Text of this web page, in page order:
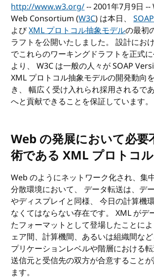
http://www.w3.org/-- 2001年7月9日
Web Consortium (W3C) は本日、
よびXML プロトコル抽象モデルの最初
ラフトを公開いたしました。 設計にお
でこれらのワーキングドラフトを正式
より、 W3C は一般の人々が SOAP
XML プロトコル抽象モデルの開発動向
き、 幅広く受け入れられ採用されるで
へと貢献できることを保証しています。
Web の発展において必要
術である XML プロトコル
Web のようにネットワーク化され、集
分散環境において、 データ転送は、デ
やディスプレイと同様、 今日の計算機
なくてはならない存在です。 XML がデ
たフォーマットとして登場したことに
ェア間、計算機間、あるいは組織間な
プリケーションレベルや階層における
送信元と受信先の双方が合意すること
ます。